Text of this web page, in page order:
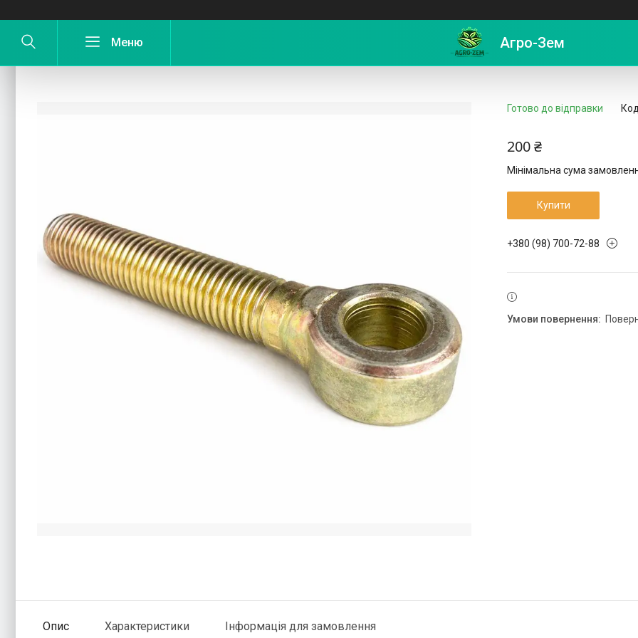
Агро-Зем
Болт куліси СЗ СЕТ 00.621
Готово до відправки
200 ₴
Мінімальна сума
Купити
+380 (98) 700-72-88
Опис Характеристики Інформація для замовлення